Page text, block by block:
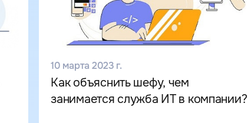
10 марта 2023 г.
Как объяснить шефу, чем
занимается служба ИТ в компании?